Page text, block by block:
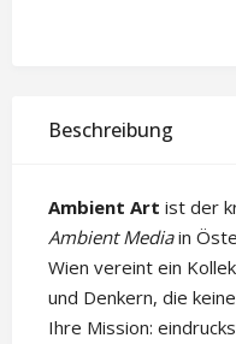
Beschreibung
Ambient Art ist der
Ambient Mediain
Wien vereint ein
und Denkern, die
Ihre Mission: